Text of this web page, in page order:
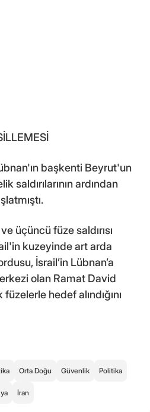
başkenti Beyrut'un
saldırılarının ardından
üçüncü füze saldırısı
kuzeyinde art arda
İsrail’in Lübnan’a
olan Ramat David
hedef alındığını
Orta Doğu Güvenlik Politika
İran